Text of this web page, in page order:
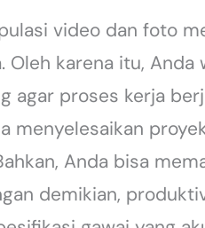
video dan foto
karena itu,
proses kerja
menyelesaikan
Anda bisa
demikian,